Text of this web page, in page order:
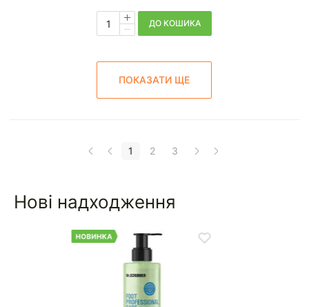
ДО КОШИКА
ПОКАЗАТИ ЩЕ
1 2 3
Нові надходження